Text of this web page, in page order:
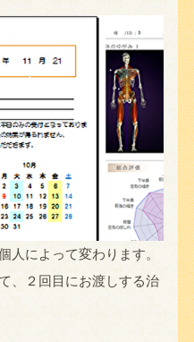
人によって変わります。
、２回目にお渡しする治